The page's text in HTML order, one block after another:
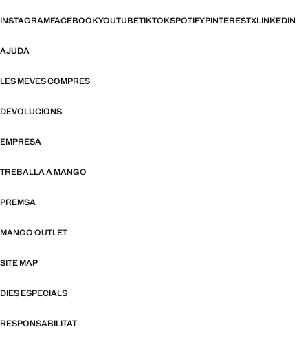
INSTAGRAMFACEBOOKYOUTUBETIKTOKSPOTIFYPINTERESTXLINKEDIN
AJUDA
LES MEVES COMPRES
DEVOLUCIONS
EMPRESA
TREBALLA A MANGO
PREMSA
MANGO OUTLET
SITE MAP
DIES ESPECIALS
RESPONSABILITAT